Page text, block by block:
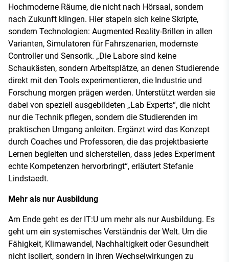
Hochmoderne Räume, die nicht nach Hörsaal, sondern
nach Zukunft klingen. Hier stapeln sich keine Skripte,
sondern Technologien: Augmented-Reality-Brillen in allen
Varianten, Simulatoren für Fahrszenarien, modernste
Controller und Sensorik. „Die Labore sind keine
Schaukästen, sondern Arbeitsplätze, an denen Studierende
direkt mit den Tools experimentieren, die Industrie und
Forschung morgen prägen werden. Unterstützt werden sie
dabei von speziell ausgebildeten „Lab Experts“, die nicht
nur die Technik pflegen, sondern die Studierenden im
praktischen Umgang anleiten. Ergänzt wird das Konzept
durch Coaches und Professoren, die das projektbasierte
Lernen begleiten und sicherstellen, dass jedes Experiment
echte Kompetenzen hervorbringt“, erläutert Stefanie
Lindstaedt.
Mehr als nur Ausbildung
Am Ende geht es der IT:U um mehr als nur Ausbildung. Es
geht um ein systemisches Verständnis der Welt. Um die
Fähigkeit, Klimawandel, Nachhaltigkeit oder Gesundheit
nicht isoliert, sondern in ihren Wechselwirkungen zu